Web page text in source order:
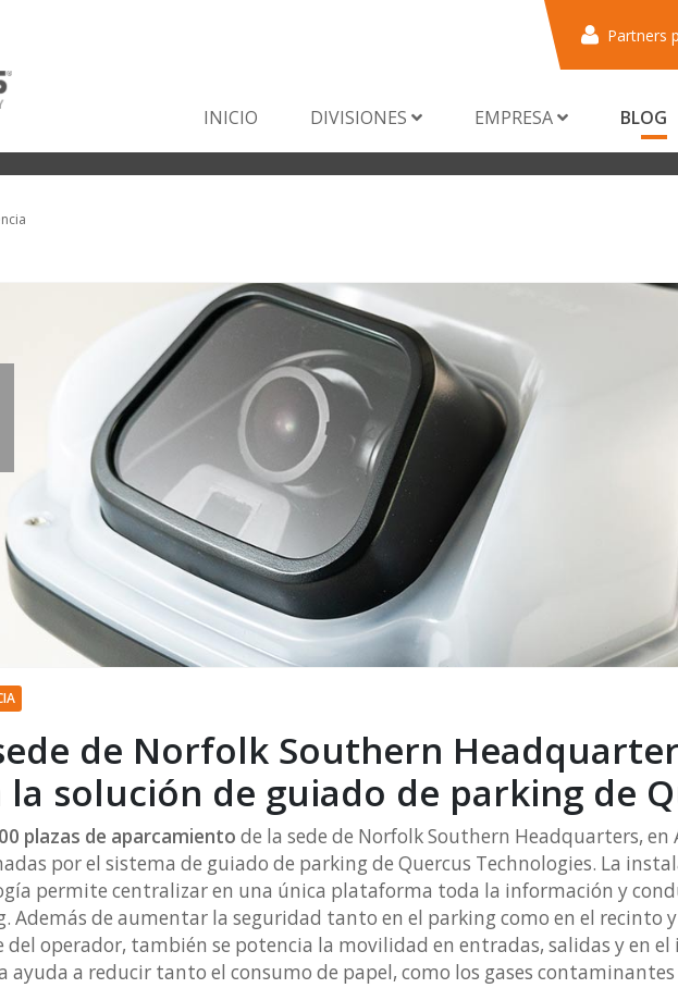
Partners
INICIO DIVISIONES EMPRESA BLOG
de Norfolk Southern
la solución de guiado de parking de
plazas de aparcamiento de la sede de Norfolk Southern Headquarters,
por el sistema de guiado de parking de Quercus Technologies. La
permite centralizar en una única plataforma toda la información y
Además de aumentar la seguridad tanto en el parking como en el recinto
del operador, también se potencia la movilidad en entradas, salidas y en el
ayuda a reducir tanto el consumo de papel, como los gases